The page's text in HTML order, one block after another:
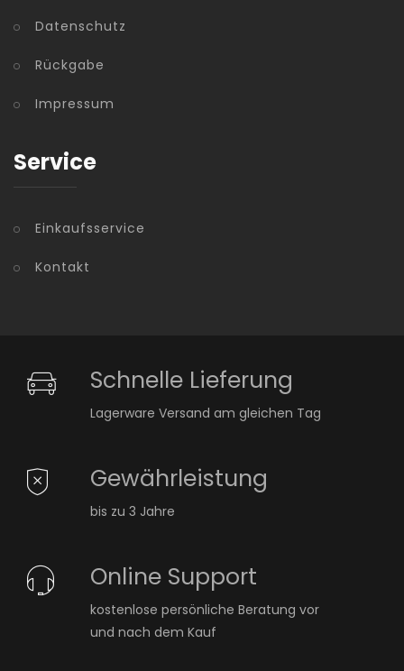
Datenschutz
Rückgabe
Impressum
Service
Einkaufsservice
Kontakt
Schnelle Lieferung
Lagerware Versand am gleichen Tag
Gewährleistung
bis zu 3 Jahre
Online Support
kostenlose persönliche Beratung vor
und nach dem Kauf